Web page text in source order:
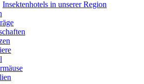
Insektenhotels in unserer Region